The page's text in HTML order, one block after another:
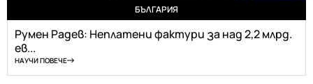
БЪЛГАРИЯ
Румен Радев: Неплатени фактури за над 2,2 млрд.
ев...
НАУЧИ ПОВЕЧЕ